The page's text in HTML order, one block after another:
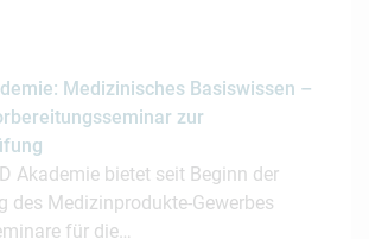
Medizinisches Basiswissen –
zur
Akademie bietet seit Beginn der
des Medizinprodukte-Gewerbes
für die…